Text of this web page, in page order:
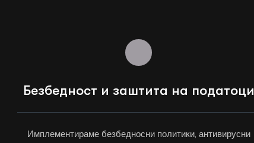
Безбедност и заштита на податоци
Имплементираме безбедносни политики, антивирусни